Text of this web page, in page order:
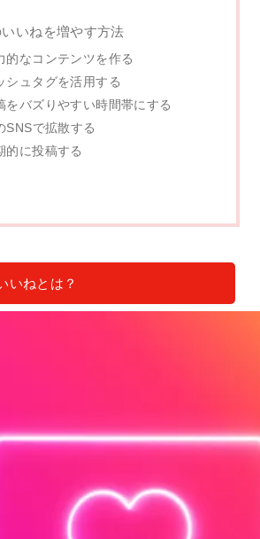
いねを増やす方法
的なコンテンツを作る
シュタグを活用する
をバズりやすい時間帯にする
SNSで拡散する
的に投稿する
いねとは？